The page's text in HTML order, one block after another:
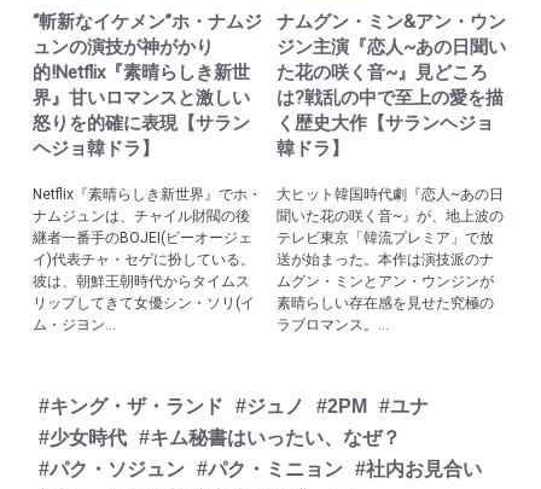
“斬新なイケメン”ホ・ナムジ
ュンの演技が神がかり
的!Netflix『素晴らしき新世
界』甘いロマンスと激しい
怒りを的確に表現【サラン
ヘジョ韓ドラ】
Netflix『素晴らしき新世界』でホ・
ナムジュンは、チャイル財閥の後
継者一番手のBOJEI(ビーオージェ
イ)代表チャ・セゲに扮している。
彼は、朝鮮王朝時代からタイムス
リップしてきて女優シン・ソリ(イ
ム・ジヨン...
ナムグン・ミン&アン・ウン
ジン主演『恋人~あの日聞い
た花の咲く音~』見どころ
は?戦乱の中で至上の愛を描
く歴史大作【サランヘジョ
韓ドラ】
大ヒット韓国時代劇『恋人~あの日
聞いた花の咲く音~』が、地上波の
テレビ東京「韓流プレミア」で放
送が始まった。本作は演技派のナ
ムグン・ミンとアン・ウンジンが
素晴らしい存在感を見せた究極の
ラブロマンス。...
#キング・ザ・ランド #ジュノ #2PM
#ユナ
#少女時代 #キム秘書はいったい、なぜ？
#パク・ソジュン #パク・ミニョン #社内お見合い